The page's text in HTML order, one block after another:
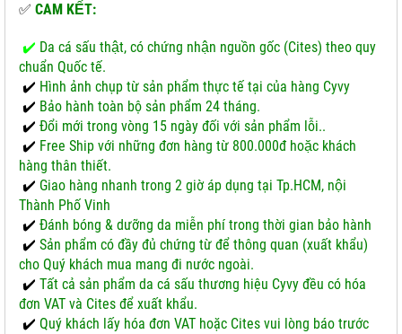
✅ CAM KẾT:
✔️ Da cá sấu thật, có chứng nhận nguồn gốc (Cites) theo quy
chuẩn Quốc tế.
✔️ Hình ảnh chụp từ sản phẩm thực tế tại của hàng Cyvy
✔️ Bảo hành toàn bộ sản phẩm 24 tháng.
✔️ Đổi mới trong vòng 15 ngày đối với sản phẩm lỗi..
✔️ Free Ship với những đơn hàng từ 800.000đ hoặc khách
hàng thân thiết.
✔️ Giao hàng nhanh trong 2 giờ áp dụng tại Tp.HCM, nội
Thành Phố Vinh
✔️ Đánh bóng & dưỡng da miễn phí trong thời gian bảo hành
✔️ Sản phẩm có đầy đủ chứng từ để thông quan (xuất khẩu)
cho Quý khách mua mang đi nước ngoài.
✔️ Tất cả sản phẩm da cá sấu thương hiệu Cyvy đều có hóa
đơn VAT và Cites để xuất khẩu.
✔️ Quý khách lấy hóa đơn VAT hoặc Cites vui lòng báo trước